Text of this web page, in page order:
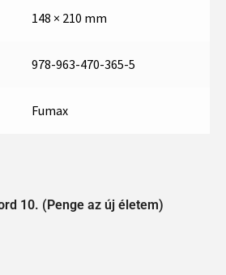
148 × 210 mm
978-963-470-365-5
Fumax
10. (Penge az új életem)